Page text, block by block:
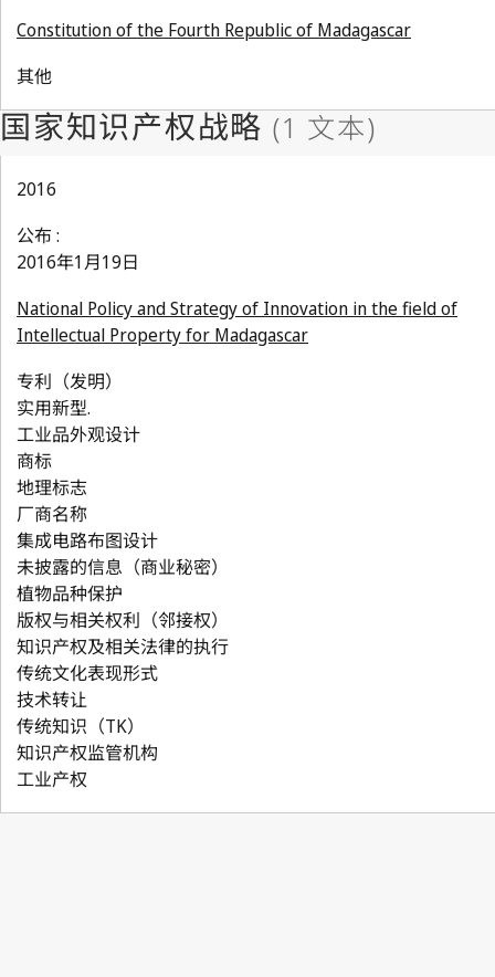
Constitution of the Fourth Republic of Madagascar
其他
2016
公布 :
2016年1月19日
National Policy and Strategy of Innovation in the field of
Intellectual Property for Madagascar
专利（发明）
实用新型.
工业品外观设计
商标
地理标志
厂商名称
集成电路布图设计
未披露的信息（商业秘密）
植物品种保护
版权与相关权利（邻接权）
知识产权及相关法律的执行
传统文化表现形式
技术转让
传统知识（TK）
知识产权监管机构
工业产权